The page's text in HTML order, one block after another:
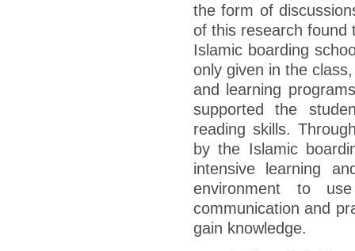
the form of
of this research found
Islamic boarding
only given in the
and learning
supported the
reading skills.
by the Islamic
intensive learning
environment to
communication and
gain knowledge.